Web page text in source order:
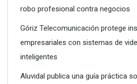
robo profesional contra negocios
Góriz Telecomunicación protege
empresariales con sistemas de
inteligentes
Aluvidal publica una guía práctica